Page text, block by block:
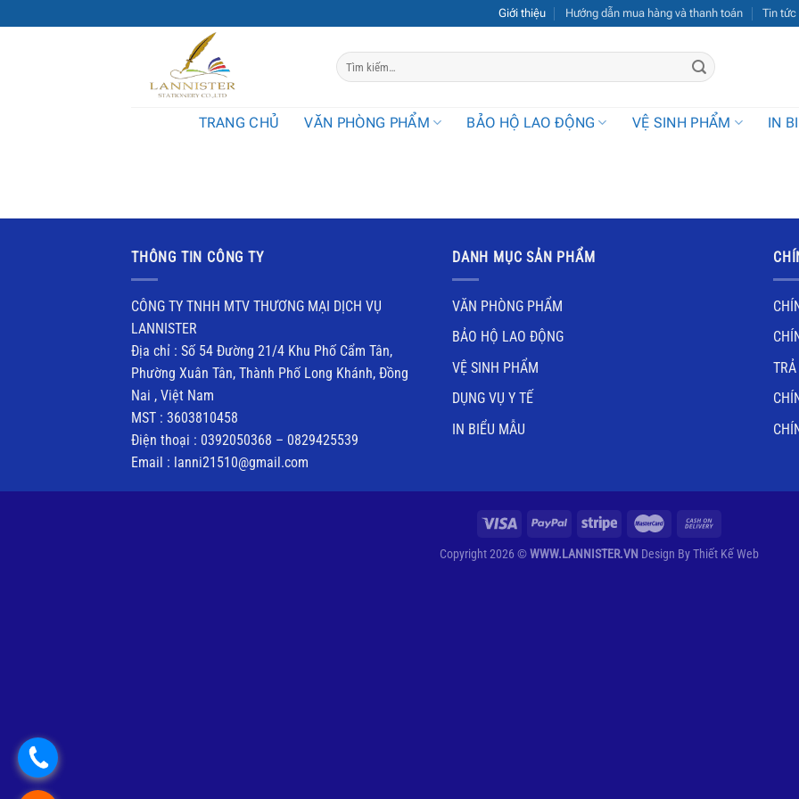
đến
Giới thiệu Hướng dẫn mua hàng và thanh toán Tin tức
Tìm
kiếm:
TRANG CHỦ VĂN PHÒNG PHẨM BẢO HỘ LAO ĐỘNG VỆ SINH PHẨM IN
THÔNG TIN CÔNG TY
CÔNG TY TNHH MTV THƯƠNG MẠI DỊCH VỤ
LANNISTER
Địa chỉ : Số 54 Đường 21/4 Khu Phố Cẩm Tân,
Phường Xuân Tân, Thành Phố Long Khánh, Đồng
Nai , Việt Nam
MST : 3603810458
Điện thoại : 0392050368 – 0829425539
Email : lanni21510@gmail.com
DANH MỤC SẢN PHẨM
VĂN PHÒNG PHẨM
BẢO HỘ LAO ĐỘNG
VỆ SINH PHẨM
DỤNG VỤ Y TẾ
IN BIỂU MẪU
Copyright 2026 ©WWW.LANNISTER.VN Design ByThiết Kế Web